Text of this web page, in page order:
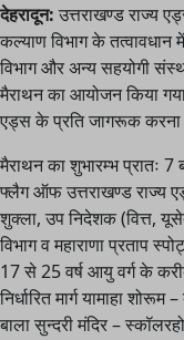
देहरादून: उत्तराखण्ड राज्य
कल्याण विभाग के तत्वावधान
विभाग और अन्य सहयोगी
मैराथन का आयोजन किया
एड्स के प्रति जागरूक करना
मैराथन का शुभारम्भ प्रातः
फ्लैग ऑफ उत्तराखण्ड राज्य
शुक्ला, उप निदेशक (वित्त,
विभाग व महाराणा प्रताप
17 से 25 वर्ष आयु वर्ग के
निर्धारित मार्ग यामाहा
बाला सुन्दरी मंदिर –